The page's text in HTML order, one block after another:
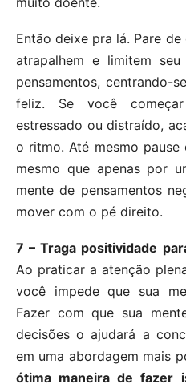
Então deixe pra lá. Pare
atrapalhem e limitem
pensamentos, centrando-
feliz. Se você
estressado ou distraído,
o ritmo. Até mesmo
mesmo que apenas por
mente de pensamentos
mover com o pé direito.
7 – Traga positividade
Ao praticar a atenção
você impede que sua
Fazer com que sua
decisões o ajudará a
em uma abordagem mais
ótima maneira de fazer